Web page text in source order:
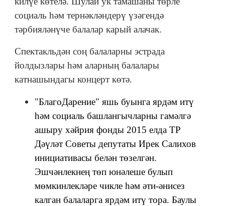
социаль һәм тернәкләндерү үзәгендә
тәрбияләнүче балалар карый алачак.
Спектакльдән соң балаларны эстрада
йолдызлары һәм аларның балалары
катнашындагы концерт көтә.
"БлагоДарение" яшь буынга ярдәм итү
һәм социаль башлангычларны гамәлгә
ашыру хәйрия фонды 2015 елда ТР
Дәүләт Советы депутаты Ирек Салихов
инициативасы белән төзелгән.
Эшчәнлекнең төп юнәлеше булып
мөмкинлекләре чикле һәм әти-әнисез
калган балаларга ярдәм итү тора. Баулы